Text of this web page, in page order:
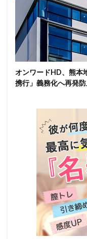
オンワードHD、熊本
携行」義務化へ再発